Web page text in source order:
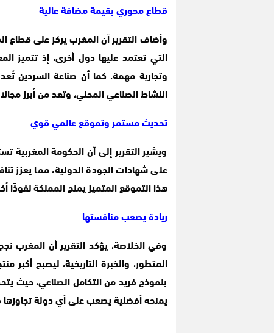
قطاع محوري بقيمة مضافة عالية
وأضاف التقرير أن المغرب يركز على قطاع
التي تعتمد عليها دول أخرى، إذ تتميز
وتجارية مهمة. كما أن صناعة السردين
النشاط الصناعي المحلي، وتعد من أبرز
تحديث مستمر وتموقع عالمي قوي
ويشير التقرير إلى أن الحكومة
على شهادات الجودة الدولية، مما يعزز
هذا التموقع المتميز يمنح المملكة
ريادة يصعب منافستها
وفي الخلاصة، يؤكد التقرير أن المغرب
المتطور، والخبرة التاريخية، ليصبح
بنموذج فريد من التكامل الصناعي، حيث
يمنحه أفضلية يصعب على أي دولة